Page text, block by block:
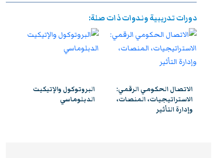
بنجاح، يحصل المشاركون على شهادة معتمدة من
تتمتع بالاعتراف والموثوقية إقليميًا ودوليًا، مما يمنحها قيمة
استراتيجية عالية. وتُشكل هذه الشهادة إضافة نوعية لمسار
التطوير المهني، وتفتح للمشاركين آفاقًا واسعة نحو الترقي
دورات تدريبية وندوات ذات صلة:
الاتصال الحكومي الرقمي:
الاستراتيجيات، المنصات،
وإدارة التأثير
البروتوكول والإتيكيت
الدبلوماسي